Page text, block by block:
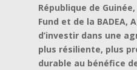
République de Guinée,
Fund et de la BADEA,
d’investir dans une
plus résiliente, plus
durable au bénéfice